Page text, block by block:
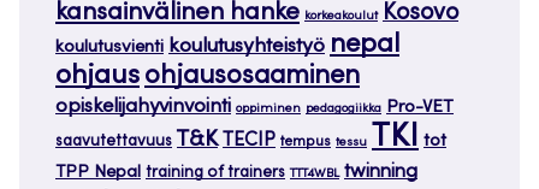
kansainvälinen hanke korkeakoulut Kosovo
koulutusvienti koulutusyhteistyö nepal
ohjaus ohjausosaaminen
opiskelijahyvinvointi oppiminen pedagogiikka Pro-VET
saavutettavuus T&K TECIP tempus tessu TKI tot
TPP Nepal training of trainers TTT4WBL twinning